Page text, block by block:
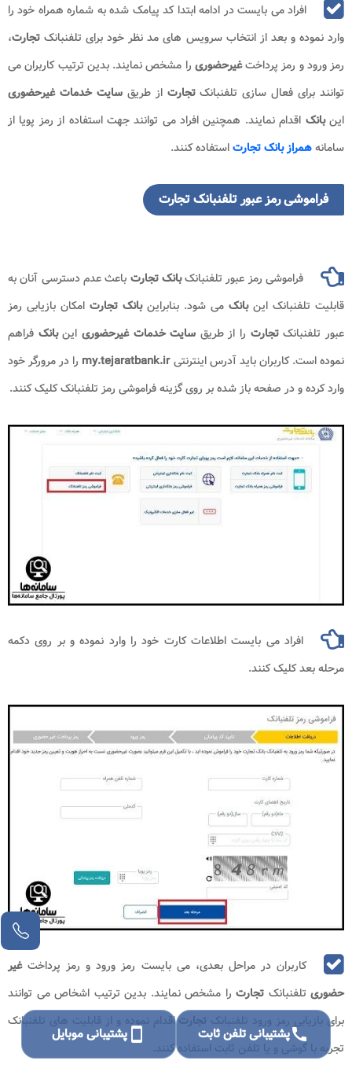
افراد می بایست در ادامه ابتدا کد پیامک شده به شماره همراه خود را
وارد نموده و بعد از انتخاب سرویس های مد نظر خود برای تلفنبانک تجارت،
رمز ورود و رمز پرداختغیرحضوری را مشخص نمایند. بدین ترتیب کاربران می
توانند برای فعال سازی تلفنبانکتجارتاز طریقسایت خدمات غیرحضوری
اینبانک اقدام نمایند. همچنین افراد می توانند جهت استفاده از رمز پویا از
سامانههمراز بانک تجارتاستفاده کنند.
فراموشی رمز عبور تلفنبانک تجارت
فراموشی رمز عبور تلفنبانکبانک تجارت باعث عدم دسترسی آنان به
قابلیت تلفنبانک اینبانک می شود. بنابراینبانک تجارت امکان بازیابی رمز
عبور تلفنبانکتجارت را از طریق سایت خدمات غیرحضوری اینبانک فراهم
نموده است. کاربران باید آدرس اینترنتیmy.tejaratbank.ir را در مرورگر خود
وارد کرده و در صفحه باز شده بر روی گزینه فراموشی رمز تلفنبانک کلیک کنند.
افراد می بایست اطلاعات کارت خود را وارد نموده و بر روی دکمه
مرحله بعد کلیک کنند.
کاربران در مراحل بعدی، می بایست رمز ورود و رمز پرداختغیر
حضوری تلفنبانک تجارت را مشخص نمایند. بدین ترتیب اشخاص می توانند
برای بازیابی رمز ورود تلفنبانک
تجارتاقدام نموده و از قابلیت های تلفنبانک
تجربه با گوشی و یا تلفن ثابت استفاده کنند.
callپشتیبانی تلفن ثابت smartphoneپشتیبانی موبایل